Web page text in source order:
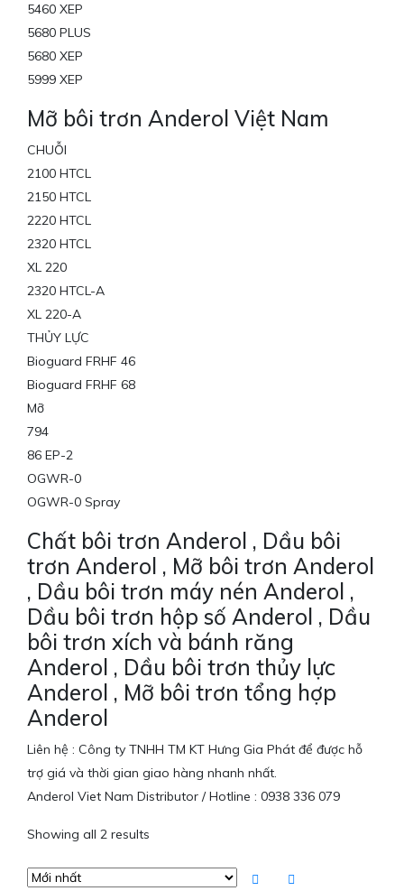
5460 XEP
5680 PLUS
5680 XEP
5999 XEP
Mỡ bôi trơn Anderol Việt Nam
CHUỖI
2100 HTCL
2150 HTCL
2220 HTCL
2320 HTCL
XL 220
2320 HTCL-A
XL 220-A
THỦY LỰC
Bioguard FRHF 46
Bioguard FRHF 68
Mỡ
794
86 EP-2
OGWR-0
OGWR-0 Spray
Chất bôi trơn Anderol , Dầu bôi
trơn Anderol , Mỡ bôi trơn Anderol
, Dầu bôi trơn máy nén Anderol ,
Dầu bôi trơn hộp số Anderol , Dầu
bôi trơn xích và bánh răng
Anderol , Dầu bôi trơn thủy lực
Anderol , Mỡ bôi trơn tổng hợp
Anderol
Liên hệ : Công ty TNHH TM KT Hưng Gia Phát để được hỗ
trợ giá và thời gian giao hàng nhanh nhất.
Anderol Viet Nam Distributor / Hotline : 0938 336 079
Showing all 2 results